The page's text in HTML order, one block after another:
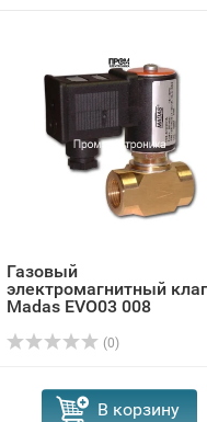
Газовый
электромагнитный
Madas EVО03 008
(0)
В корзину